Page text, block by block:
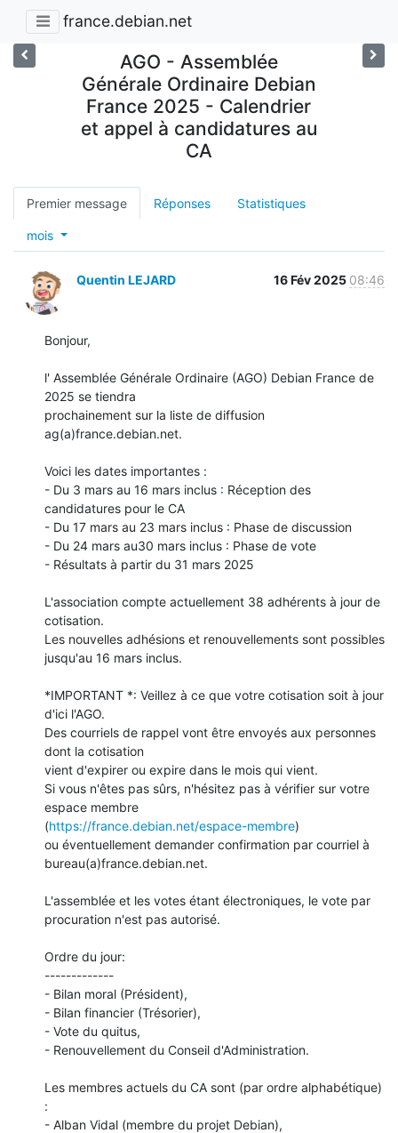
france.debian.net
AGO - Assemblée
Générale Ordinaire Debian
France 2025 - Calendrier
et appel à candidatures au
CA
Premier message Réponses Statistiques
mois
Quentin LEJARD 16 Fév 2025 08:46
Bonjour,
l' Assemblée Générale Ordinaire (AGO) Debian France de
2025 se tiendra
prochainement sur la liste de diffusion
ag(a)france.debian.net.
Voici les dates importantes :
- Du 3 mars au 16 mars inclus : Réception des
candidatures pour le CA
- Du 17 mars au 23 mars inclus : Phase de discussion
- Du 24 mars au30 mars inclus : Phase de vote
- Résultats à partir du 31 mars 2025
L'association compte actuellement 38 adhérents à jour de
cotisation.
Les nouvelles adhésions et renouvellements sont possibles
jusqu'au 16 mars inclus.
*IMPORTANT *: Veillez à ce que votre cotisation soit à jour
d'ici l'AGO.
Des courriels de rappel vont être envoyés aux personnes
dont la cotisation
vient d'expirer ou expire dans le mois qui vient.
Si vous n'êtes pas sûrs, n'hésitez pas à vérifier sur votre
espace membre
(https://france.debian.net/espace-membre)
ou éventuellement demander confirmation par courriel à
bureau(a)france.debian.net.
L'assemblée et les votes étant électroniques, le vote par
procuration n'est pas autorisé.
Ordre du jour:
-------------
- Bilan moral (Président),
- Bilan financier (Trésorier),
- Vote du quitus,
- Renouvellement du Conseil d'Administration.
Les membres actuels du CA sont (par ordre alphabétique)
:
- Alban Vidal (membre du projet Debian),